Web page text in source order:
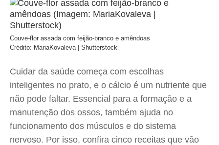
Couve-flor assada com feijão-branco e amêndoas
Crédito: MariaKovaleva | Shutterstock
Cuidar da saúde começa com escolhas
inteligentes no prato, e o cálcio é um nutriente que
não pode faltar. Essencial para a formação e a
manutenção dos ossos, também ajuda no
funcionamento dos músculos e do sistema
nervoso. Por isso, confira cinco receitas que vão